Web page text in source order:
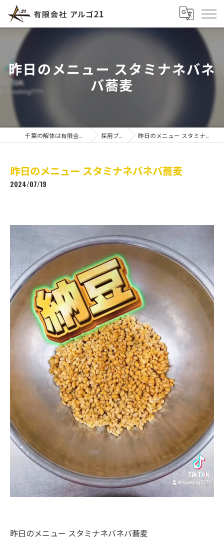
昨日のメニュー スタミナネバネ
バ蕎麦
採用ブログ 昨日のメニュー スタミナネバネバ蕎麦
昨日のメニュー スタミナネバネバ蕎麦
2024/07/19
昨日のメニュー スタミナネバネバ蕎麦